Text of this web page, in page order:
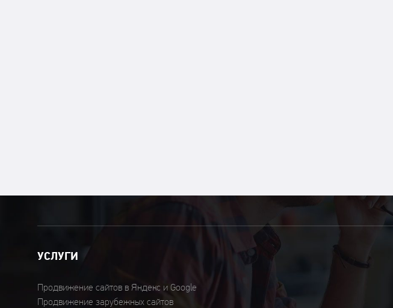
УСЛУГИ
Продвижение сайтов в Яндекс и Google
Продвижение зарубежных сайтов